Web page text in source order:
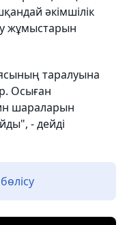
әкімшілік
жұмыстарын
таралуына
Осыған
шараларын
- дейді